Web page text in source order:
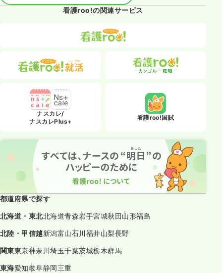
看護roo!の関連サービス
ナスカレ/
ナスカレPlus+
看護roo!国試
都道府県で探す
北海道・東北北海道青森岩手宮城秋田山形福島
北陸・甲信越新潟富山石川福井山梨長野
関東東京神奈川埼玉千葉茨城栃木群馬
東海愛知岐阜静岡三重